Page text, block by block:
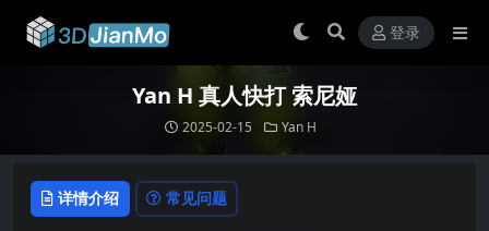
登录
Yan H 真人快打 索尼娅
2025-02-15 Yan H
详情介绍 常见问题